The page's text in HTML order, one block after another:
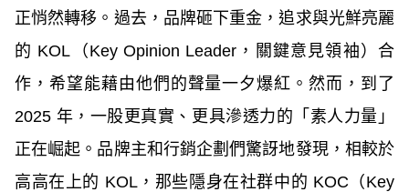
正悄然轉移。過去，品牌砸下重金，追求與光鮮亮麗
的 KOL（Key Opinion Leader，關鍵意見領袖）合
作，希望能藉由他們的聲量一夕爆紅。然而，到了
2025 年，一股更真實、更具滲透力的「素人力量」
正在崛起。品牌主和行銷企劃們驚訝地發現，相較於
高高在上的 KOL，那些隱身在社群中的 KOC（Key